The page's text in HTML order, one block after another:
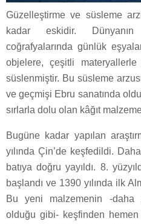
Güzelleştirme ve süsleme
kadar eskidir.
coğrafyalarında günlük
objelere, çeşitli
süslenmiştir. Bu süsleme
ve geçmişi Ebru sanatında
sırlarla dolu olan kâğıt
Bugüne kadar yapılan
yılında Çin’de keşfedildi.
batıya doğru yayıldı. 8.
başlandı ve 1390 yılında ilk
Bu yeni malzemenin -
olduğu gibi- keşfinden